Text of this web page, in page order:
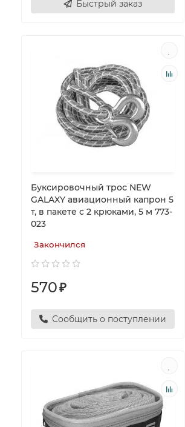
Быстрый заказ
Буксировочный трос NEW
GALAXY авиационный капрон 5
т, в пакете с 2 крюками, 5 м 773-
023
Закончился
570₽
Сообщить о поступлении